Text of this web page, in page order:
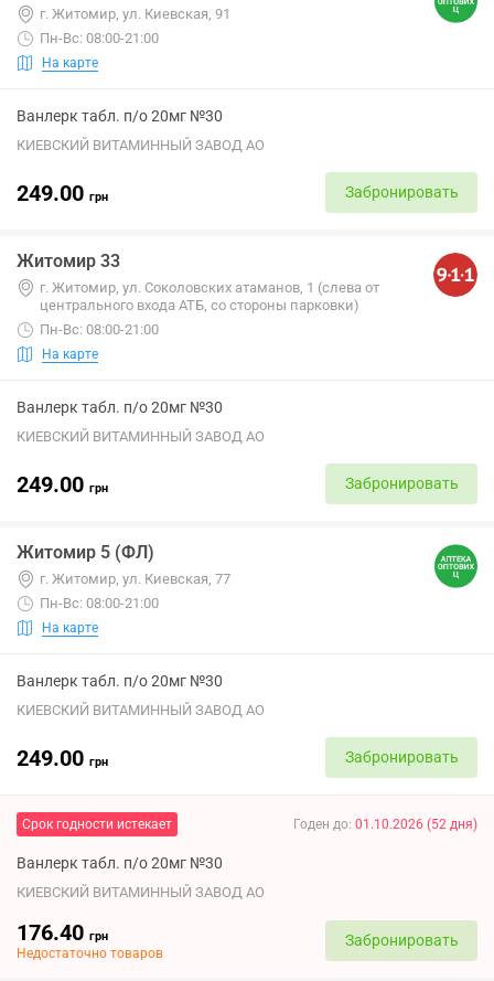
г. Житомир, ул. Киевская, 91
Пн-Вс: 08:00-21:00
На карте
Ванлерк табл. п/о 20мг №30
КИЕВСКИЙ ВИТАМИННЫЙ ЗАВОД АО
249.00 грн Забронировать
Житомир 33
г. Житомир, ул. Соколовских атаманов, 1 (слева от
центрального входа АТБ, со стороны парковки)
Пн-Вс: 08:00-21:00
На карте
Ванлерк табл. п/о 20мг №30
КИЕВСКИЙ ВИТАМИННЫЙ ЗАВОД АО
249.00 грн Забронировать
Житомир 5 (ФЛ)
г. Житомир, ул. Киевская, 77
Пн-Вс: 08:00-21:00
На карте
Ванлерк табл. п/о 20мг №30
КИЕВСКИЙ ВИТАМИННЫЙ ЗАВОД АО
249.00 грн Забронировать
Срок годности истекает Годен до: 01.10.2026 (52 дня)
Ванлерк табл. п/о 20мг №30
КИЕВСКИЙ ВИТАМИННЫЙ ЗАВОД АО
176.40 грн
Недостаточно товаров
Забронировать